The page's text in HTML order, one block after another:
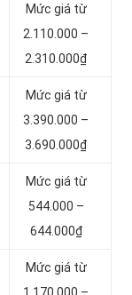
Mức giá từ
2.110.000 –
2.310.000₫
Mức giá từ
3.390.000 –
3.690.000₫
Mức giá từ
544.000 –
644.000₫
Mức giá từ